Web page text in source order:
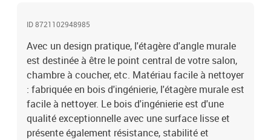
ID 8721102948985
Avec un design pratique, l'étagère d'angle murale
est destinée à être le point central de votre salon,
chambre à coucher, etc. Matériau facile à nettoyer
: fabriquée en bois d'ingénierie, l'étagère murale est
facile à nettoyer. Le bois d'ingénierie est d'une
qualité exceptionnelle avec une surface lisse et
présente également résistance, stabilité et